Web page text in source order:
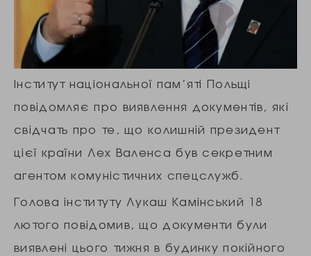
Інститут національної пам’яті Польщі
повідомляє про виявлення документів, які
свідчать про те, що колишній президент
цієї країни Лех Валенса був секретним
агентом комуністичних спецслужб.
Голова інституту Лукаш Камінський 18
лютого повідомив, що документи були
виявлені цього тижня в будинку покійного